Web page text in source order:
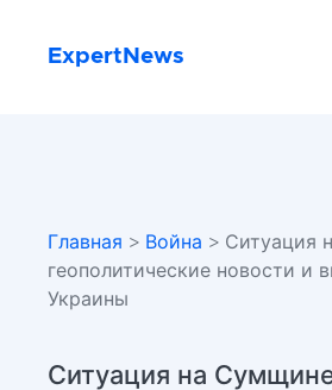
ExpertNews
Главная > Война > Ситуация
геополитические новости и
Украины
Ситуация на